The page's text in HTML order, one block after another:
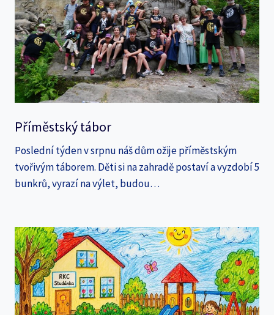
Příměstský tábor
Poslední týden v srpnu náš dům ožije příměstským
tvořivým táborem. Děti si na zahradě postaví a vyzdobí 5
bunkrů, vyrazí na výlet, budou…